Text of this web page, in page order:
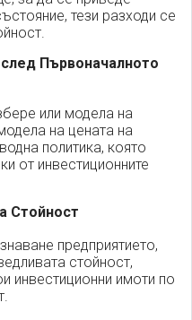
тези разходи се
Първоначалното
или модела на
на цената на
политика, която
от инвестиционните
Стойност
предприятието,
стойност,
инвестиционни имоти по